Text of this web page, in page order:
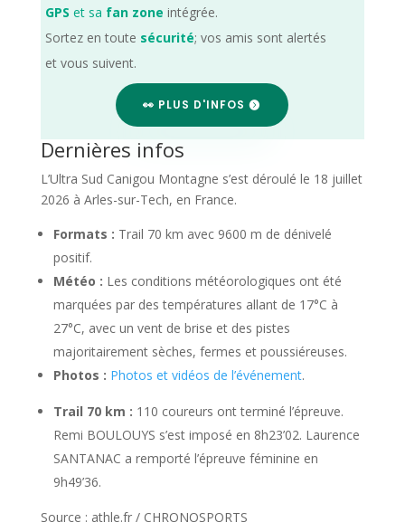
GPS et sa fan zone intégrée.
Sortez en toute sécurité; vos amis sont alertés
et vous suivent.
👀 PLUS D'INFOS
Dernières infos
L’Ultra Sud Canigou Montagne s’est déroulé le 18 juillet
2026 à Arles-sur-Tech, en France.
Formats : Trail 70 km avec 9600 m de dénivelé
positif.
Météo : Les conditions météorologiques ont été
marquées par des températures allant de 17°C à
27°C, avec un vent de brise et des pistes
majoritairement sèches, fermes et poussiéreuses.
Photos : Photos et vidéos de l’événement.
Trail 70 km : 110 coureurs ont terminé l’épreuve.
Remi BOULOUYS s’est imposé en 8h23’02. Laurence
SANTANAC a remporté l’épreuve féminine en
9h49’36.
Source : athle.fr / CHRONOSPORTS